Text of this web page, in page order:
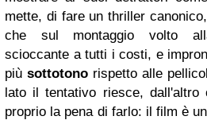
mette, di fare un thriller
che sul montaggio volto
scioccante a tutti i costi, e
più sottotonorispetto alle
lato il tentativo riesce,
proprio la pena di farlo: il film è